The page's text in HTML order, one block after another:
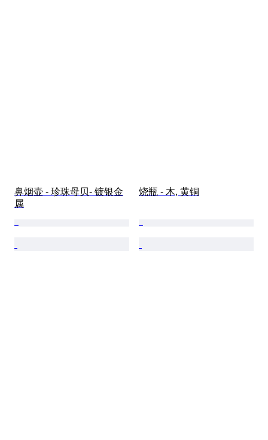
鼻烟壶 - 珍珠母贝- 镀银金
属
烧瓶 - 木, 黄铜